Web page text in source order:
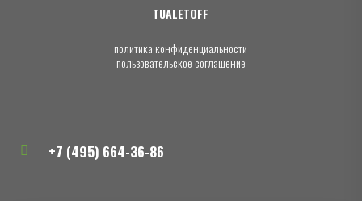
TUALETOFF
политика конфиденциальности
пользовательское соглашение
+7 (495) 664-36-86